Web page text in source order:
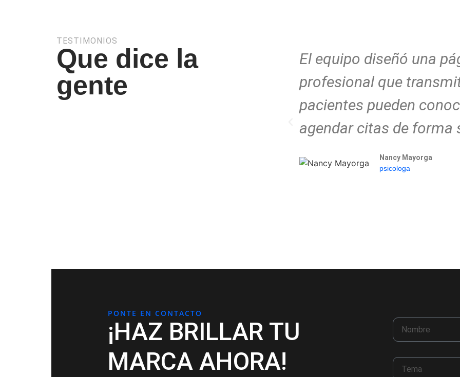
TESTIMONIOS
Que dice la
gente
El equipo diseñó una
profesional que
pacientes pueden
agendar citas de forma
Nancy Mayorga
psicologa
PONTE EN CONTACTO
¡HAZ BRILLAR TU
MARCA AHORA!